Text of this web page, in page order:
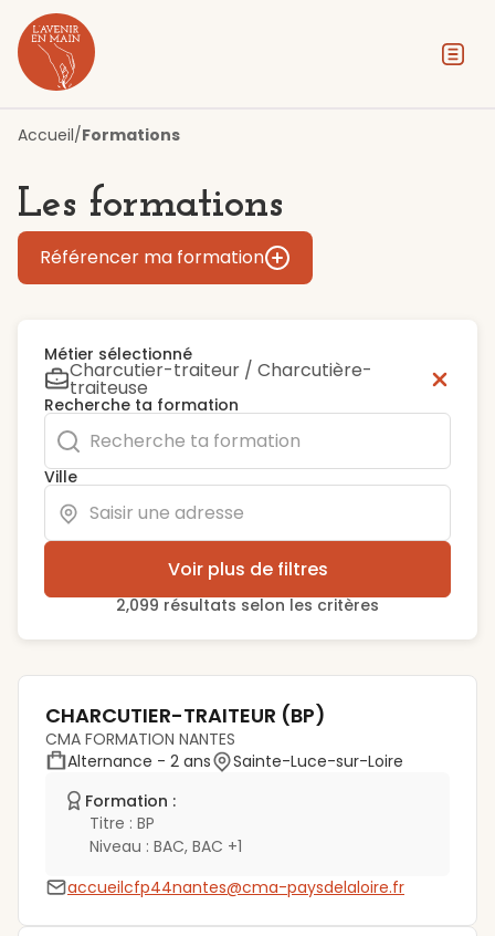
Contenu
Menu
Pied de page
Accueil/Formations
Les formations
Référencer ma formation
Métier sélectionné
Charcutier-traiteur / Charcutière-
traiteuse
Recherche ta formation
Ville
Voir plus de filtres
2,099 résultats selon les critères
CHARCUTIER-TRAITEUR (BP)
CMA FORMATION NANTES
Alternance - 2 ans
Sainte-Luce-sur-Loire
Formation :
Titre : BP
Niveau : BAC, BAC +1
accueilcfp44nantes@cma-paysdelaloire.fr